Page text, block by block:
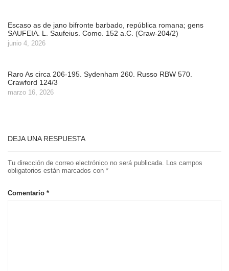
Escaso as de jano bifronte barbado, república romana; gens
SAUFEIA. L. Saufeius. Como. 152 a.C. (Craw-204/2)
junio 4, 2026
Raro As circa 206-195. Sydenham 260. Russo RBW 570.
Crawford 124/3
marzo 16, 2026
DEJA UNA RESPUESTA
Tu dirección de correo electrónico no será publicada. Los campos
obligatorios están marcados con *
Comentario *